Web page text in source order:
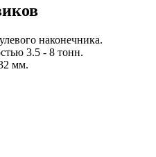
наконечника.
3.5 - 8 тонн.
мм.